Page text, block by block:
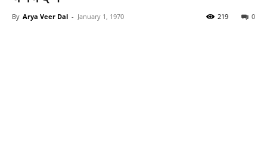
By Arya Veer Dal - January 1, 1970 0
219